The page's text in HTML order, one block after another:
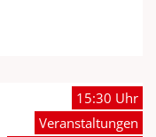
15:30 Uhr
Veranstaltungen